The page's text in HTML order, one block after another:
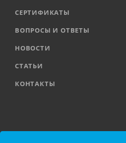
СЕРТИФИКАТЫ
ВОПРОСЫ И ОТВЕТЫ
НОВОСТИ
СТАТЬИ
КОНТАКТЫ